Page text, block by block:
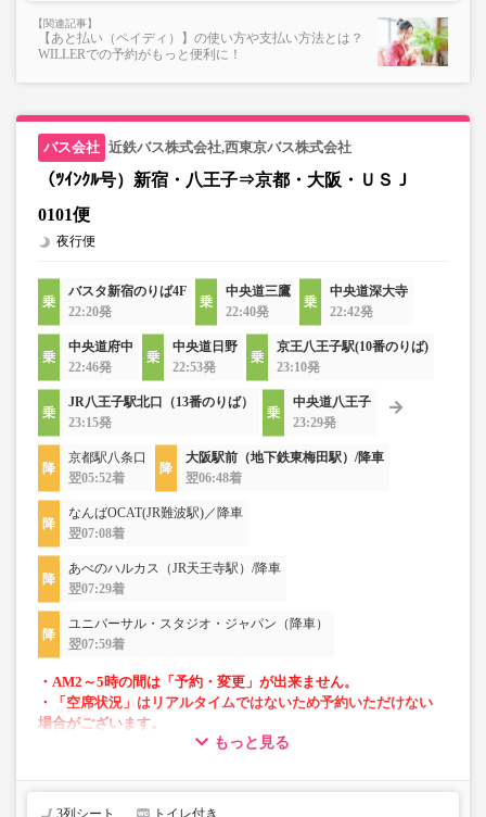
【あと払い（ペイディ）】の使い方や支払い方法とは？
WILLERでの予約がもっと便利に！
近鉄バス株式会社,西東京バス株式会社
（ﾂｲﾝｸﾙ号）新宿・八王子⇒京都・大阪・ＵＳＪ
0101便
夜行便
バスタ新宿のりば4F
22:20発
中央道三鷹
22:40発
中央道深大寺
22:42発
中央道府中
22:46発
中央道日野
22:53発
京王八王子駅(10番のりば)
23:10発
JR八王子駅北口（13番のりば）
23:15発
中央道八王子
23:29発
京都駅八条口
翌05:52着
大阪駅前（地下鉄東梅田駅）/降車
翌06:48着
なんばOCAT(JR難波駅)／降車
翌07:08着
あべのハルカス（JR天王寺駅）/降車
翌07:29着
ユニバーサル・スタジオ・ジャパン（降車）
翌07:59着
・AM2～5時の間は「予約・変更」が出来ません。
・「空席状況」はリアルタイムではないため予約いただけない
場合がございます。
・車両は予告なく変更となる場合がございます。これに伴い、
じめご了承ください。
もっと見る
3列シート トイレ付き